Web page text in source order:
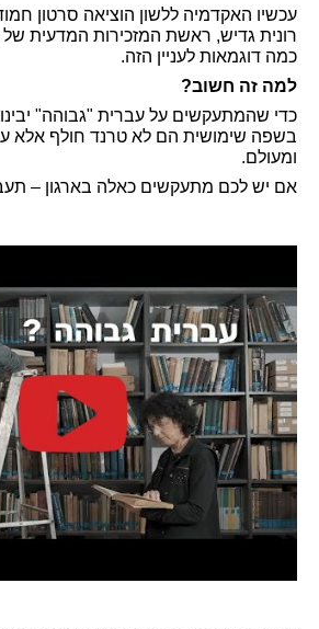
עכשיו האקדמיה ללשון הוציאה סרטון
רונית גדיש, ראשת המזכירות המדעית
כמה דוגמאות לעניין הזה.
למה זה חשוב?
כדי שהמתעקשים על עברית "גבוהה"
בשפה שימושית הם לא טרנד חולף אלא
ומעולם.
אם יש לכם מתעקשים כאלה בארגון –